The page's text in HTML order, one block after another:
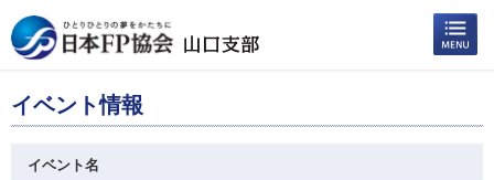
イベント情報
イベント名